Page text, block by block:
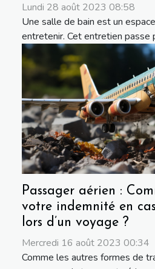
Lundi 28 août 2023 08:58
Une salle de bain est un
entretenir. Cet entretien passe
Passager aérien :
votre indemnité en
lors d’un voyage ?
Mercredi 16 août 2023 00:34
Comme les autres formes de